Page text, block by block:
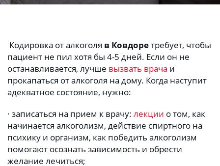
Кодировка от алкоголя в Ковдоре требует, чтобы
пациент не пил хотя бы 4-5 дней. Если он не
останавливается, лучше вызвать врача и
прокапаться от алкоголя на дому. Когда наступит
адекватное состояние, нужно:
· записаться на прием к врачу: лекции о том, как
начинается алкоголизм, действие спиртного на
психику и организм, как победить алкоголизм
помогают осознать зависимость и обрести
желание лечиться;